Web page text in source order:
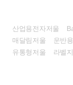
산업용전자저울
매달림저울
운반
유통형저울
라벨